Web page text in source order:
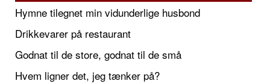
Hymne tilegnet min vidunderlige husbond
Drikkevarer på restaurant
Godnat til de store, godnat til de små
Hvem ligner det, jeg tænker på?